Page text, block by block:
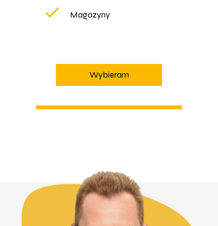
CRM - kontakty i zadania
Wybieram